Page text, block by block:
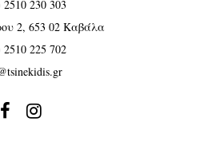
230 303
2, 653 02 Καβάλα
225 702
 